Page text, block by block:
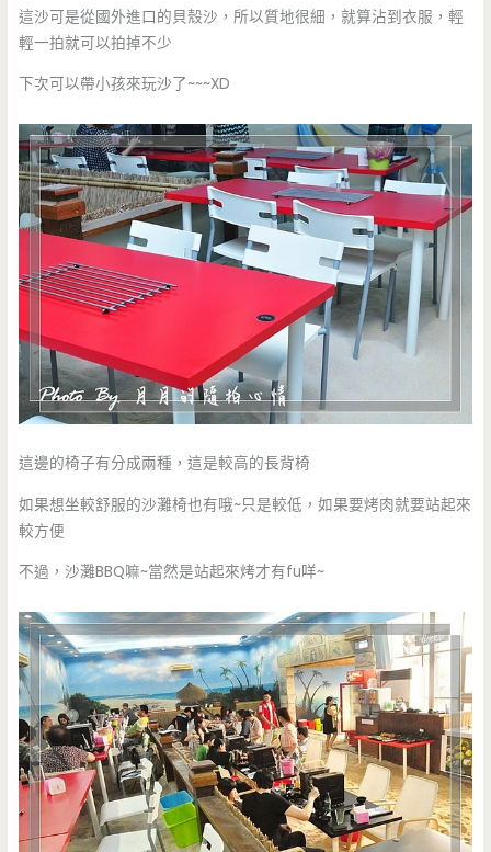
這沙可是從國外進口的貝殼沙，所以質地很細，就算沾到衣服，輕
輕一拍就可以拍掉不少
下次可以帶小孩來玩沙了~~~XD
這邊的椅子有分成兩種，這是較高的長背椅
如果想坐較舒服的沙灘椅也有哦~只是較低，如果要烤肉就要站起來
較方便
不過，沙灘BBQ嘛~當然是站起來烤才有fu咩~